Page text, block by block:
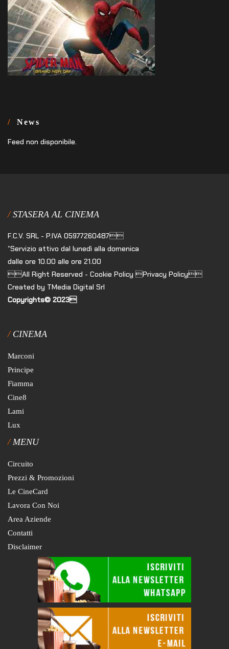
News
Feed non disponibile.
STASERA AL CINEMA
F.C.V. SRL - P.IVA 05977260487
*Servizio attivo dal lunedì alla domenica
dalle ore 10.00 alle ore 21.00
All Right Reserved - Cookie Policy Privacy Policy
Created by TMedia Digital Srl
Copyrights© 2023
CINEMA
Marconi
Principe
Fiamma
Cine8
Lami
Lux
MENU
Circuito
Prezzi & Promozioni
Le CineCard
Lavora Con Noi
Area Aziende
Contatti
Disclaimer